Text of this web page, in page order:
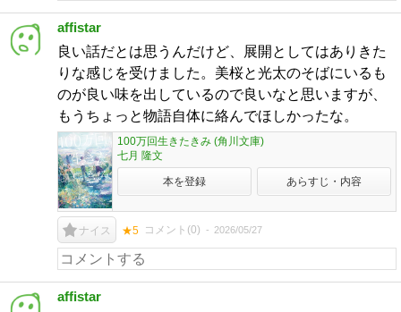
affistar
良い話だとは思うんだけど、展開としてはありきた
りな感じを受けました。美桜と光太のそばにいるも
のが良い味を出しているので良いなと思いますが、
もうちょっと物語自体に絡んでほしかったな。
100万回生きたきみ (角川文庫)
七月 隆文
本を登録 あらすじ・内容
ナイス ★5 コメント(0) 2026/05/27
affistar